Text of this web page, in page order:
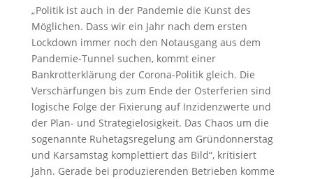
„Politik ist auch in der Pandemie die Kunst des
Möglichen. Dass wir ein Jahr nach dem ersten
Lockdown immer noch den Notausgang aus dem
Pandemie-Tunnel suchen, kommt einer
Bankrotterklärung der Corona-Politik gleich. Die
Verschärfungen bis zum Ende der Osterferien sind
logische Folge der Fixierung auf Inzidenzwerte und
der Plan- und Strategielosigkeit. Das Chaos um die
sogenannte Ruhetagsregelung am Gründonnerstag
und Karsamstag komplettiert das Bild“, kritisiert
Jahn. Gerade bei produzierenden Betrieben komme